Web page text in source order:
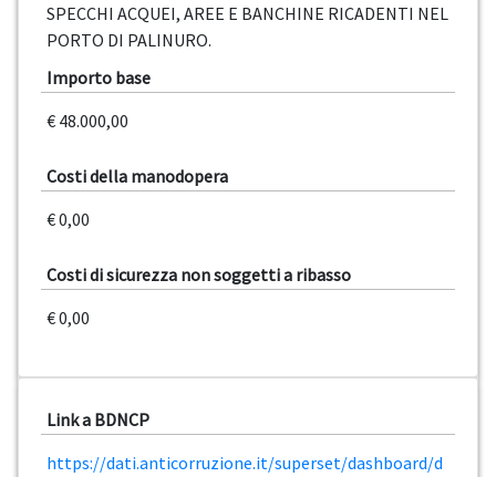
SPECCHI ACQUEI, AREE E BANCHINE RICADENTI NEL
PORTO DI PALINURO.
Importo base
€ 48.000,00
Costi della manodopera
€ 0,00
Costi di sicurezza non soggetti a ribasso
€ 0,00
Link a BDNCP
https://dati.anticorruzione.it/superset/dashboard/d